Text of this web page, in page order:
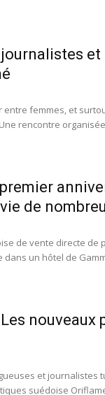
journalistes et
femmes, et
rencontre
de
de vente directe de
dans un hôtel de
nouveaux
et journalistes
suédoise